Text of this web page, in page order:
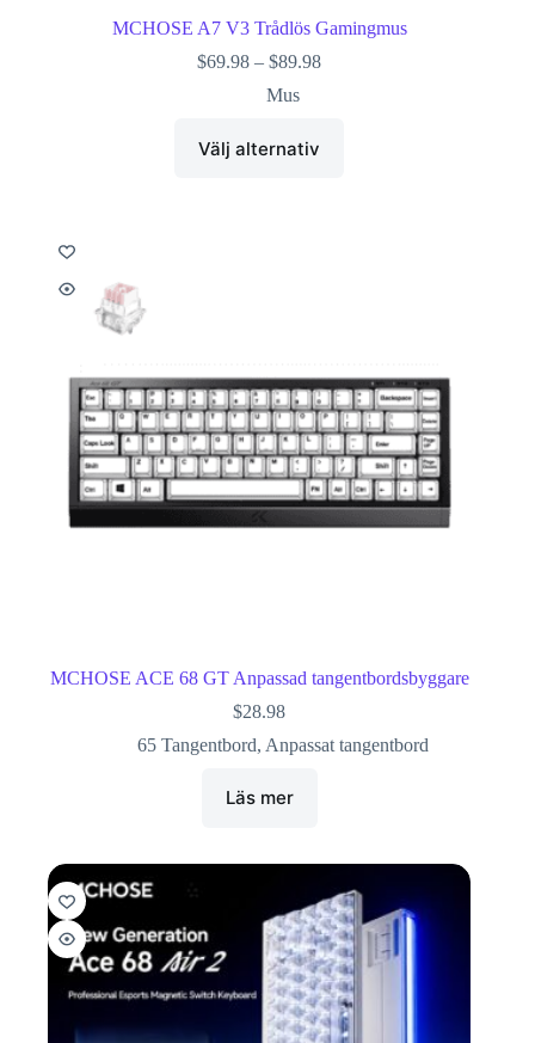
MCHOSE A7 V3 Trådlös Gamingmus
$69.98 – $89.98
Mus
Välj alternativ
MCHOSE ACE 68 GT Anpassad tangentbordsbyggare
$28.98
65 Tangentbord, Anpassat tangentbord
Läs mer